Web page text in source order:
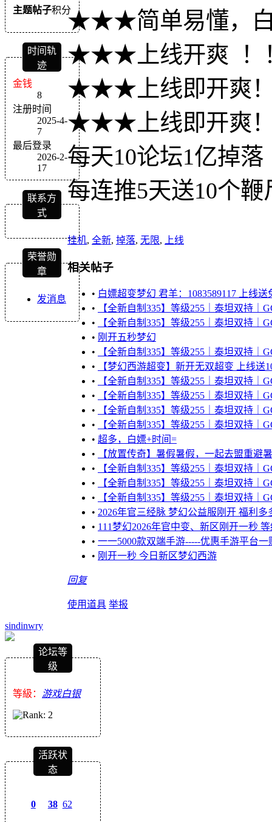
主题帖子积分
时间轨
迹
金钱
8
注册时间
2025-4-
7
最后登录
2026-2-
17
联系方
式
荣誉勋
章
发消息
★★★简单易懂，白
★★★上线开爽 ！
★★★上线即开爽！
★★★上线即开爽！
每天10论坛1亿掉落
每连推5天送10个鞭
挂机, 全新, 掉落, 无限, 上线
相关帖子
• 白嫖超变梦幻 君羊：1083589117 上线送
•
【全新自制335】等级255｜泰坦双持
•
【全新自制335】等级255｜泰坦双持
• 刚开五秒梦幻
•
【全新自制335】等级255｜泰坦双持
•
【梦幻西游超变】新开无双超变 上线送
•
【全新自制335】等级255｜泰坦双持
•
【全新自制335】等级255｜泰坦双持
•
【全新自制335】等级255｜泰坦双持
•
【全新自制335】等级255｜泰坦双持
• 超多，白嫖+时间=
•
【放置传奇】暑假暑假，一起去盟重避
•
【全新自制335】等级255｜泰坦双持
•
【全新自制335】等级255｜泰坦双持
•
【全新自制335】等级255｜泰坦双持
• 2026年官三经脉 梦幻公益服刚开 福利多
• 111梦幻2026年官中变、新区刚开一秒
• 一一5000款双端手游-----优惠手游平
• 刚开一秒 今日新区梦幻西游
回复
使用道具 举报
sindinwry
论坛等
级
等級： 游戏白银
活跃状
态
0 38 62